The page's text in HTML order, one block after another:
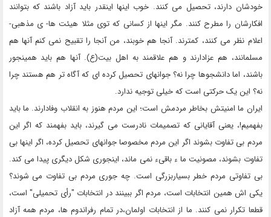
خودشان دارند، تحصیل می کنند. خوب اینها اینقدر باید آزاد باشند که بتوانند
افکارشان را مطرح کنند. مگر اینها از کسانی که توی مثلا هیئت ها- ی مذهبی-
اعلام نظر می کنند، کمترند. آنجا هم خوبند، من آنجا را تقبیح نمی کنم آنها هم
مسلمانند، هم عزادارند و هم علاقمند به اهل بیت(ع). آنها هم باید همینجور
باشند، اما دانشجوها چرا نه؟ جوانهای تحصیل کرده ای که آگاه تر هم هستند چرا
نه؟ این یک حرکتی است که خیلی توجیه ندارد.
ایران ما امنیتش بخاطر مردمش است؛ این مردم هنوز به انقلاب وفادارند. ما باید
بفهمیم!، یعنی آقایانی که تصمیمات نادرست می گیرند، باید بفهمند که اگر این
مردم بی تفاوت بشوند اگر این مردم مخصوصا جوانهای تحصیل کرده، اگر اینها بی
تفاوت بشوند، مصونیت ما ء باقیء نمی ماند، اینجوری شکل دیگری پیدا می کند.
بی تفاوتی مردم خطر بسیاربزرگی است. چه جوری مردم بی تفاوت می شوند؟
یکی اش همین انتخابات است، مردم اگر ببینند در انتخابات "رأی تحمیلی" است،
قطعا تکرار نمی کنند. ما از انتخابات اولمان،در تمام رفراندوم ها، مردم همه آزاد